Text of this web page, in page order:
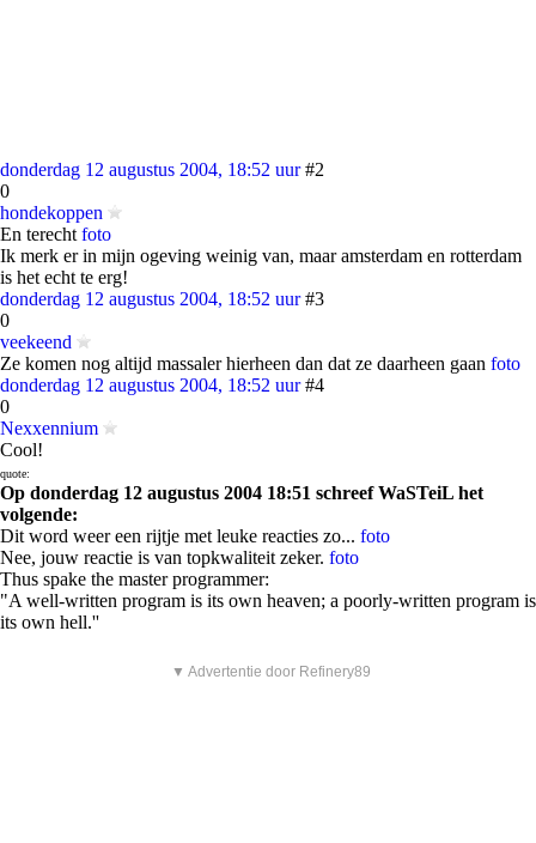
donderdag 12 augustus 2004, 18:52 uur #2
0
hondekoppen
En terecht foto
Ik merk er in mijn ogeving weinig van, maar amsterdam en rotterdam
is het echt te erg!
donderdag 12 augustus 2004, 18:52 uur #3
0
veekeend
Ze komen nog altijd massaler hierheen dan dat ze daarheen gaan foto
donderdag 12 augustus 2004, 18:52 uur #4
0
Nexxennium
Cool!
quote:
Op donderdag 12 augustus 2004 18:51 schreef WaSTeiL het
volgende:
Dit word weer een rijtje met leuke reacties zo... foto
Nee, jouw reactie is van topkwaliteit zeker. foto
Thus spake the master programmer:
"A well-written program is its own heaven; a poorly-written program is
its own hell.''
▼ Advertentie door Refinery89